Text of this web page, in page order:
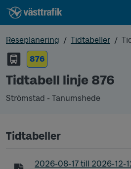
Reseplanering Tidtabeller
876
Tidtabell linje 876
Strömstad - Tanumshede
Tidtabeller
Tidtabell linje 876
2026-08-17 till 2026-12-